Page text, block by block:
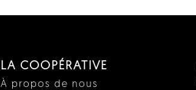
LA COOPÉRATIVE
À propos de nous